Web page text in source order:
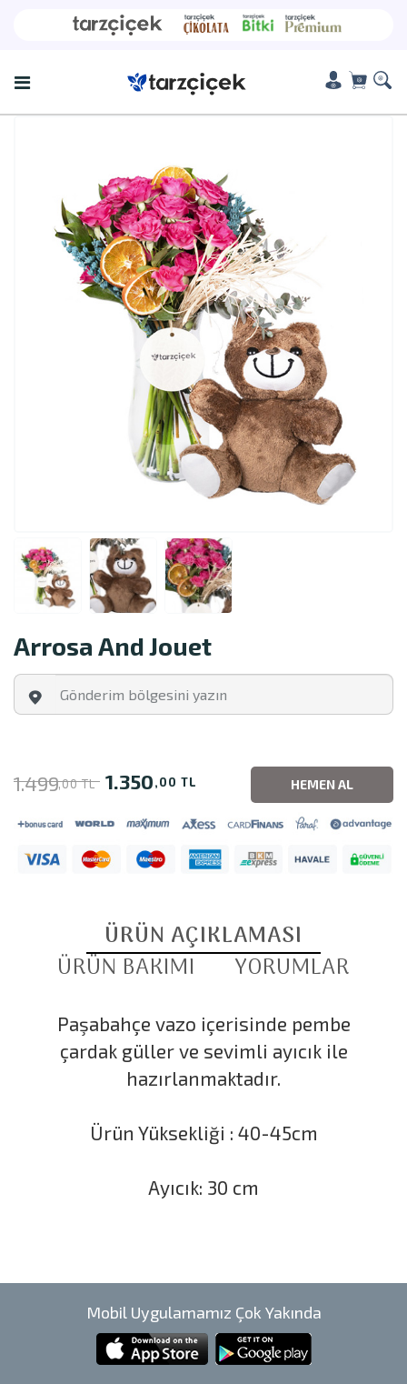
Arrosa And Jouet
1.499,00 TL 1.350,00 TL HEMEN AL
ÜRÜN AÇIKLAMASI
ÜRÜN BAKIMI
YORUMLAR
Paşabahçe vazo içerisinde pembe
çardak güller ve sevimli ayıcık ile
hazırlanmaktadır.
Ürün Yüksekliği : 40-45cm
Ayıcık: 30 cm
Mobil Uygulamamız Çok Yakında